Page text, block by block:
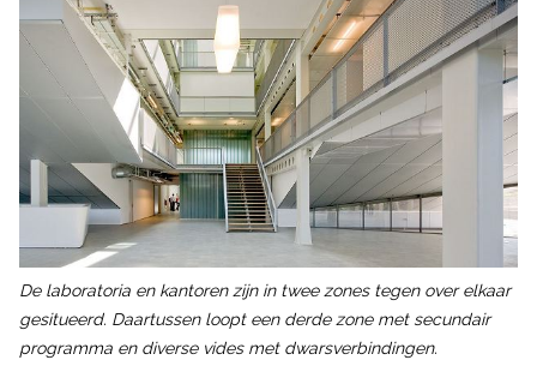
De laboratoria en kantoren zijn in twee zones tegen over elkaar
gesitueerd. Daartussen loopt een derde zone met secundair
programma en diverse vides met dwarsverbindingen.